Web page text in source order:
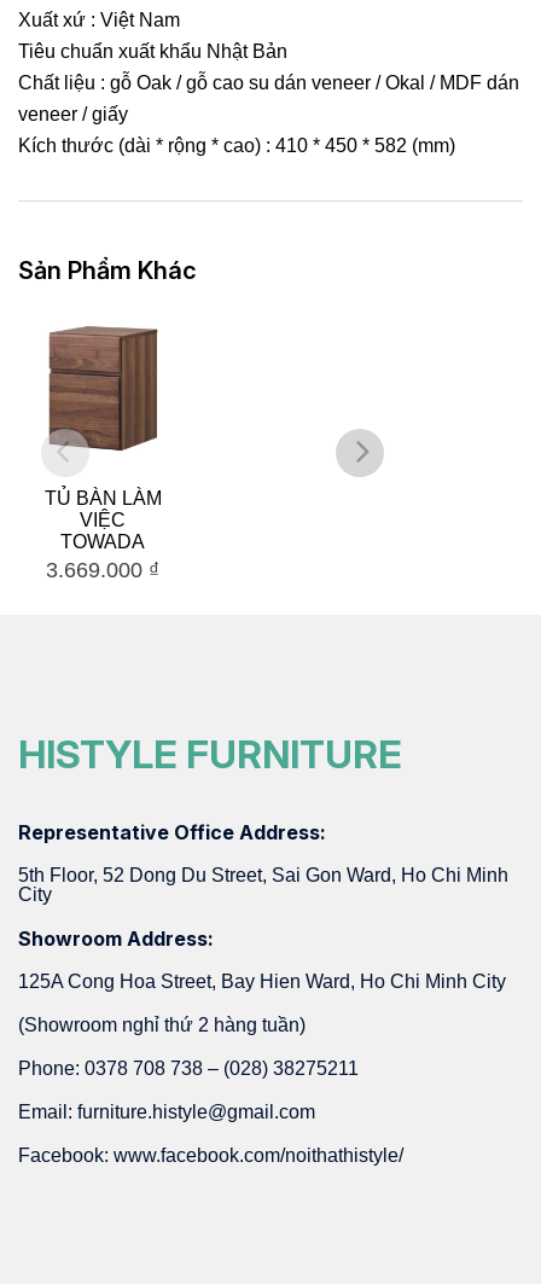
Xuất xứ : Việt Nam
Tiêu chuẩn xuất khẩu Nhật Bản
Chất liệu : gỗ Oak / gỗ cao su dán veneer / Okal / MDF dán
veneer / giấy
Kích thước (dài * rộng * cao) : 410 * 450 * 582 (mm)
Sản Phẩm Khác
TỦ BÀN LÀM
VIỆC
TOWADA
3.669.000 ₫
HISTYLE FURNITURE
Representative Office Address:
5th Floor, 52 Dong Du Street, Sai Gon Ward, Ho Chi Minh
City
Showroom Address:
125A Cong Hoa Street, Bay Hien Ward, Ho Chi Minh City
(Showroom nghỉ thứ 2 hàng tuần)
Phone: 0378 708 738 – (028) 38275211
Email: furniture.histyle@gmail.com
Facebook: www.facebook.com/noithathistyle/